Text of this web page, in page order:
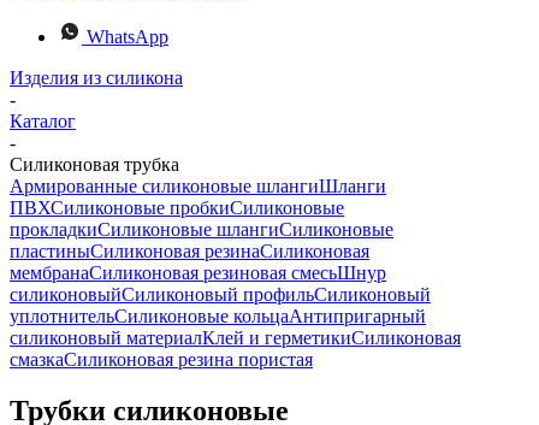
WhatsApp
Изделия из силикона
-
Каталог
-
Силиконовая трубка
Армированные силиконовые шлангиШланги
ПВХСиликоновые пробкиСиликоновые
прокладкиСиликоновые шлангиСиликоновые
пластиныСиликоновая резинаСиликоновая
мембранаСиликоновая резиновая смесьШнур
силиконовыйСиликоновый профильСиликоновый
уплотнительСиликоновые кольцаАнтипригарный
силиконовый материалКлей и герметикиСиликоновая
смазкаСиликоновая резина пористая
Трубки силиконовые